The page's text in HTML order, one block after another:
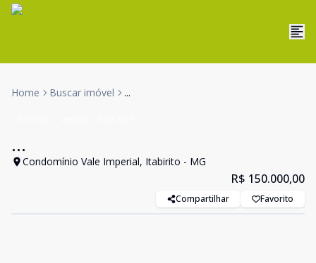
Home Buscar imóvel ...
...
Condomínio Vale Imperial, Itabirito - MG
R$ 150.000,00
Compartilhar Favorito